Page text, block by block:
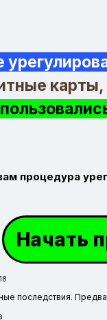
процедура
Начать
последствия.